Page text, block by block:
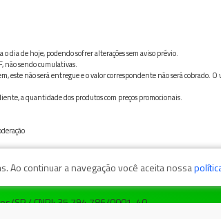
dia de hoje, podendo sofrer alterações sem aviso prévio.
não sendo cumulativas.
não será entregue e o valor correspondente não será cobrado.
a quantidade dos produtos com preços promocionais.
SP / CNPJ: 35.794.786/0001-40
Ao continuar a navegação você aceita nossa